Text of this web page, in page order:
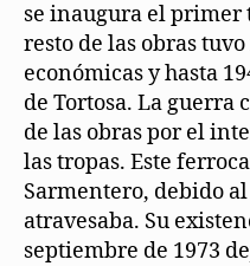
se inaugura el primer
resto de las obras
económicas y hasta
de Tortosa. La
de las obras por el
las tropas. Este
Sarmentero, debido
atravesaba. Su
septiembre de 1973